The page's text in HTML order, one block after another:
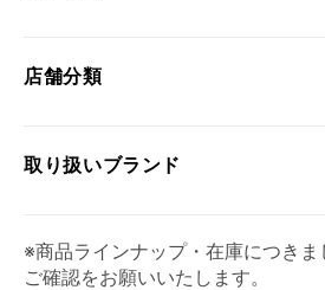
店舗分類
取り扱いブランド
※商品ラインナップ・在庫につき
ご確認をお願いいたします。